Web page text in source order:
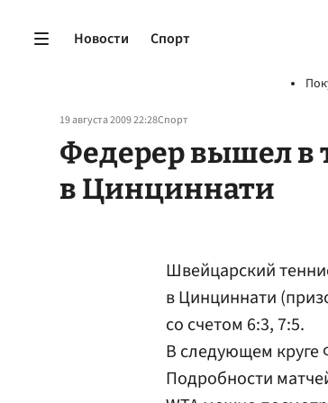
Новости Спорт
19 августа 2009 22:28Спорт
Федерер вышел в
в Цинциннати
Швейцарский
в Цинциннати
со счетом 6:3, 7:5.
В следующем круге
Подробности